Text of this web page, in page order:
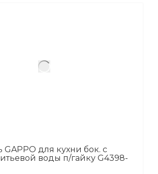
GAPPO для кухни бок. с
воды п/гайку G4398-